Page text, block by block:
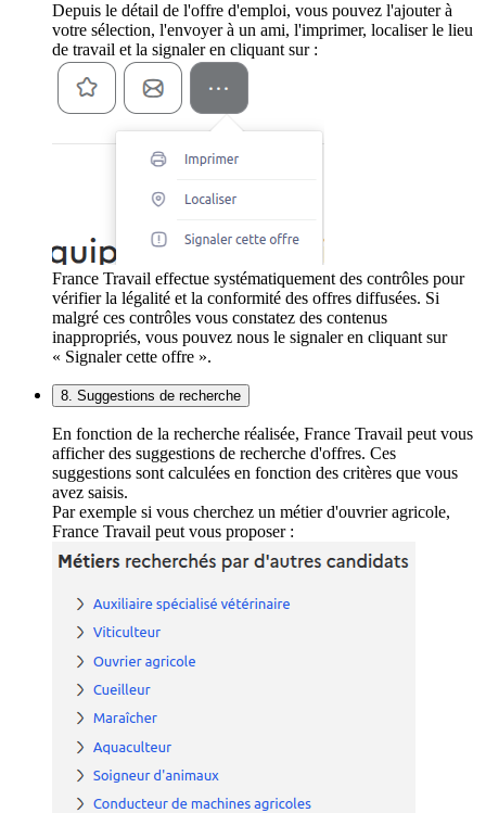
Depuis le détail de l'offre d'emploi, vous pouvez l'ajouter à
votre sélection, l'envoyer à un ami, l'imprimer, localiser le lieu
de travail et la signaler en cliquant sur :
France Travail effectue systématiquement des contrôles pour
vérifier la légalité et la conformité des offres diffusées. Si
malgré ces contrôles vous constatez des contenus
inappropriés, vous pouvez nous le signaler en cliquant sur
« Signaler cette offre ».
8. Suggestions de recherche
En fonction de la recherche réalisée, France Travail peut vous
afficher des suggestions de recherche d'offres. Ces
suggestions sont calculées en fonction des critères que vous
avez saisis.
Par exemple si vous cherchez un métier d'ouvrier agricole,
France Travail peut vous proposer :